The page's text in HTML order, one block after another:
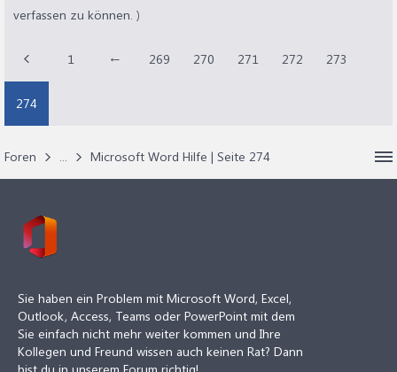
verfassen zu können. )
1 ← 269 270 271 272 273
274
Foren ... Microsoft Word Hilfe | Seite 274
Sie haben ein Problem mit Microsoft Word, Excel,
Outlook, Access, Teams oder PowerPoint mit dem
Sie einfach nicht mehr weiter kommen und Ihre
Kollegen und Freund wissen auch keinen Rat? Dann